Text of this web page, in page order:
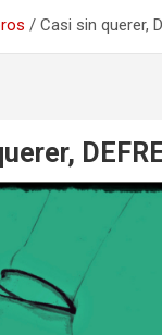
Casi sin querer,